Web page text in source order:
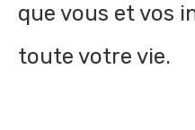
que vous et vos
toute votre vie.